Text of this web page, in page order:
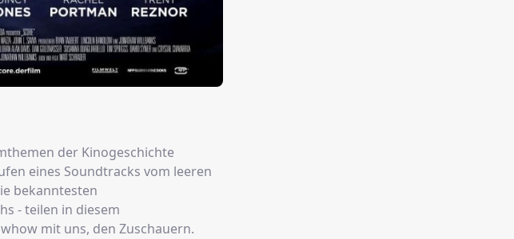
der Kinogeschichte
eines Soundtracks vom leeren
bekanntesten
- teilen in diesem
mit uns, den Zuschauern.